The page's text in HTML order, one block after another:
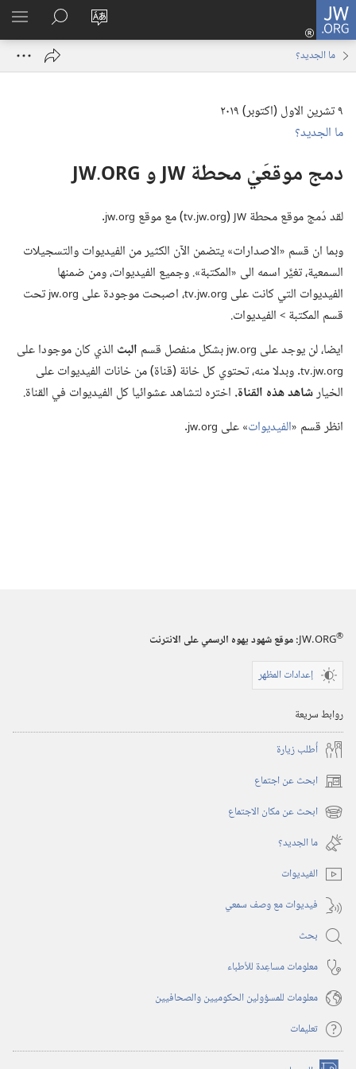
JW.ORG
تغيير
الموقع
تسجيل
الدخول
نافذة
البحث
في
JW.‎ORG
ما الجديد؟‏
٩ تشرين الاول (‏اكتوبر)‏ ٢٠١٩
ما الجديد؟‏
دمج موقعَيْ محطةJWو JW.‎ORG
لقد دُمج موقع محطة JW
(‏
tv.‎jw.‎org‏)‏ مع موقع jw.‎org
‏.‏
وبما ان قسم «الاصدارات» يتضمن الآن الكثير من الفيديوات والتسجيلات
السمعية،‏ تغيَّر اسمه الى «المكتبة».‏ وجميع الفيديوات،‏ ومن ضمنها
الفيديوات التي كانت على tv.‎jw.‎org‏،‏ اصبحت موجودة على jw.‎orgتحت
قسم المكتبة >‏ الفيديوات.‏
ايضا،‏ لن يوجد على jw.‎orgبشكل منفصل قسم البث الذي كان موجودا على
tv.‎jw.‎org‏.‏ وبدلا منه،‏ تحتوي كل خانة (‏قناة)‏ من خانات الفيديوات على
الخيارشاهد هذه القناة.‏ اختره لتشاهد عشوائيا كل الفيديوات في القناة.‏
انظر قسم «‏الفيديوات‏» على jw.‎org
‏.‏
JW.ORG®
:‏ موقع شهود يهوه الرسمي على الانترنت
إعدادات المظهر
روابط سريعة
أُطلب زيارة
ابحث عن اجتماع (يفتح
نافذة ابحث عن مكان الاجتماع (يفتح
نافذة
جديدة)
ما الجديد؟‏
الفيديوات
فيديوات مع وصف سمعي
بحث
معلومات مساعِدة للأطباء
معلومات للمسؤولين الحكوميين والصحافيين
تعليمات